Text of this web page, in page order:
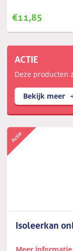
€11,85
ACTIE
Deze producten
Bekijk meer
Isoleerkan